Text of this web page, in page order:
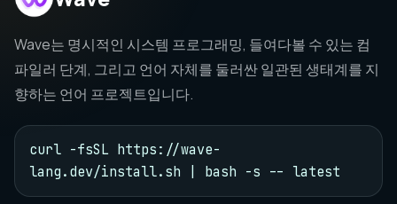
Wave는 명시적인 시스템 프로그래밍, 들여다볼 수 있는 컴
파일러 단계, 그리고 언어 자체를 둘러싼 일관된 생태계를 지
향하는 언어 프로젝트입니다.
curl -fsSL https://wave-
lang.dev/install.sh | bash -s -- latest